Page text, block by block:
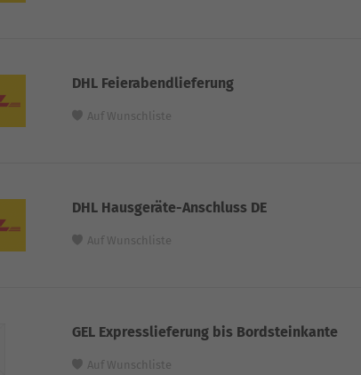
DHL Feierabendlieferung
Auf Wunschliste
DHL Hausgeräte-Anschluss DE
Auf Wunschliste
GEL Expresslieferung bis Bordsteinkante
Auf Wunschliste